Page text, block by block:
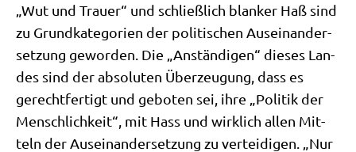
„Wut und Trau­er“ und schließ­lich blan­ker Haß sind
zu Grund­ka­te­go­rien der poli­ti­schen Aus­ein­an­der­
set­zung gewor­den. Die „Anstän­di­gen“ die­ses Lan­
des sind der abso­lu­ten Über­zeu­gung, dass es
gerecht­fer­tigt und gebo­ten sei, ihre „Poli­tik der
Mensch­lich­keit“, mit Hass und wirk­lich allen Mit­
teln der Aus­ein­an­der­set­zung zu ver­tei­di­gen. „Nur